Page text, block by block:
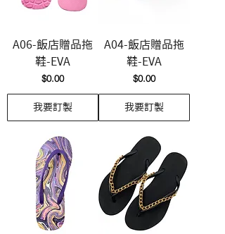
A06-飯店贈品拖
鞋-EVA
價格
$0.00
我要訂製
A04-飯店贈品拖
鞋-EVA
價格
$0.00
我要訂製